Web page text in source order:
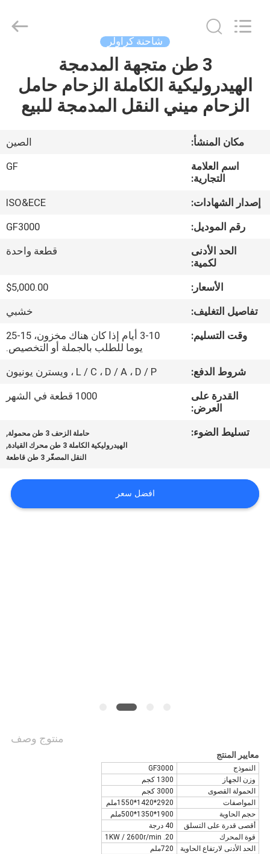
المنتجات
حول
جولة
المعمل
الجودة
اتصل
أخبار
خريطة
سياسة
الخصوصية
AUTOPARTS
CO.,LIMITED.
شاحنة كراولر
3 طن متجهة المدمجة
الهيدروليكية الكاملة الزحام حامل
الزحام ميني النقل المدمجة للبيع
مكان المنشأ:
الصين
اسم العلامة
التجارية:
GF
إصدار الشهادات:
ISO&ECE
رقم الموديل:
GF3000
الحد الأدنى
لكمية:
قطعة واحدة
الأسعار:
$5,000.00
تفاصيل التغليف:
خشبي
وقت التسليم:
3-10 أيام إذا كان هناك مخزون، 15-25
يوما للطلب بالجملة أو التخصيص.
شروط الدفع:
L / C ، D / A ، D / P ، ويسترن يونيون
القدرة على
العرض:
1000 قطعة في الشهر
تسليط الضوء: حاملة الزحف 3 طن محمولة ,
الهيدروليكية الكاملة 3 طن محرك القيادة ,
النقل المصغّر 3 طن قاطعة
افضل سعر
منتوج وصف
معايير المنتج
النموذج
GF3000
وزن الجهاز
1300 كجم
الحمولة القصوى
3000 كجم
المواصفات
2920*1420*1550ملم
حجم الحاوية
1900*1350*500ملم
أقصى قدرة على التسلق
40 درجة
قوة المحرك
20. 1KW / 2600r/min
الحد الأدنى لارتفاع الحاوية
720ملم